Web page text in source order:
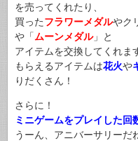
を売ってくれたり、
買ったフラワーメダルやク
や「ムーンメダル」と
アイテムを交換してくれま
もらえるアイテムは花火や
りだくさん！
さらに！
ミニゲームをプレイした回
うーん、アニバーサリーだ